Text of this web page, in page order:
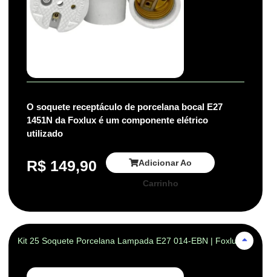
O soquete receptáculo de porcelana bocal E27
1451N da Foxlux é um componente elétrico
utilizado
R$ 149,90 Adicionar Ao
Carrinho
Kit 25 Soquete Porcelana Lampada E27 014-EBN | Foxlux